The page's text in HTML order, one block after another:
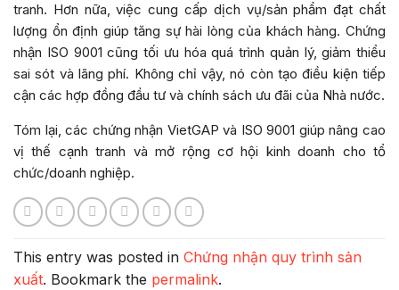
tranh. Hơn nữa, việc cung cấp dịch vụ/sản phẩm đạt chất
lượng ổn định giúp tăng sự hài lòng của khách hàng. Chứng
nhận ISO 9001 cũng tối ưu hóa quá trình quản lý, giảm thiểu
sai sót và lãng phí. Không chỉ vậy, nó còn tạo điều kiện tiếp
cận các hợp đồng đầu tư và chính sách ưu đãi của Nhà nước.
Tóm lại, các chứng nhận VietGAP và ISO 9001 giúp nâng cao
vị thế cạnh tranh và mở rộng cơ hội kinh doanh cho tổ
chức/doanh nghiệp.
This entry was posted in Chứng nhận quy trình sản
xuất. Bookmark the permalink.